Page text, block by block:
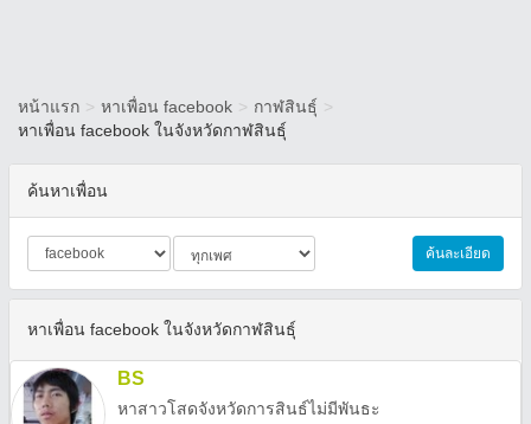
หน้าแรก > หาเพื่อน facebook > กาฬสินธุ์ >
หาเพื่อน facebook ในจังหวัดกาฬสินธุ์
ค้นหาเพื่อน
ค้นละเอียด
หาเพื่อน facebook ในจังหวัดกาฬสินธุ์
BS
หาสาวโสดจังหวัดการสินธ์ไม่มีพันธะ